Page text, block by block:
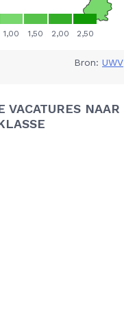
Bron: UWV
VACATURES NAAR